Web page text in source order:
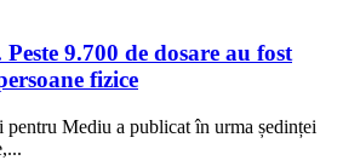
9.700 de dosare au fost
fizice
Mediu a publicat în urma ședinței